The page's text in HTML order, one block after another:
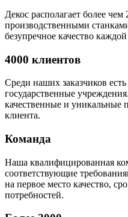
Декос располагает более
производственными
безупречное качество
4000 клиентов
Среди наших заказчиков
государственные
качественные и уникальные
клиента.
Команда
Наша квалифицированная
соответствующие
на первое место качество,
потребностей.